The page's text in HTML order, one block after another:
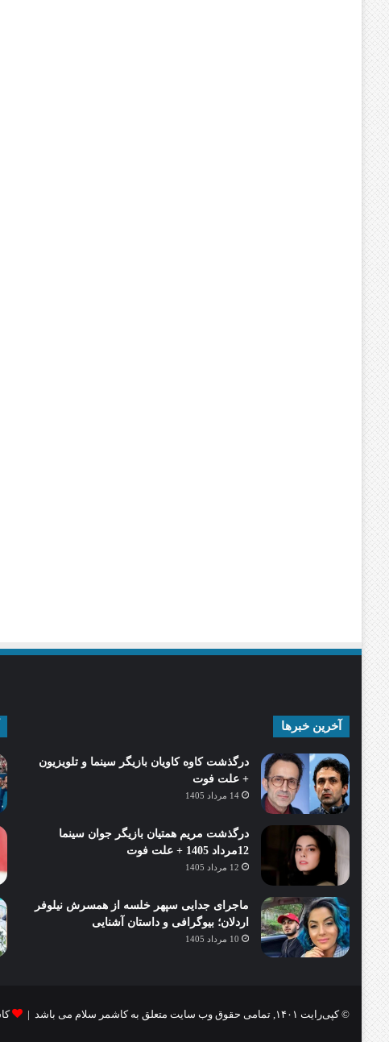
آخرین خبرها
درگذشت کاوه کاویان بازیگر سینما و تلویزیون
+ علت فوت
14 مرداد 1405
درگذشت مریم همتیان بازیگر جوان سینما
12مرداد 1405 + علت فوت
12 مرداد 1405
ماجرای جدایی سپهر خلسه از همسرش نیلوفر
اردلان؛ بیوگرافی و داستان آشنایی
10 مرداد 1405
© کپی‌رایت ۱۴۰۱, تمامی حقوق وب سایت متعلق به کاشمر سلام می باشد |